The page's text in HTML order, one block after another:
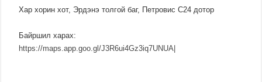
Хар хорин хот, Эрдэнэ толгой баг, Петровис С24 дотор
Байршил харах:
https://maps.app.goo.gl/J3R6ui4Gz3iq7UNUA|